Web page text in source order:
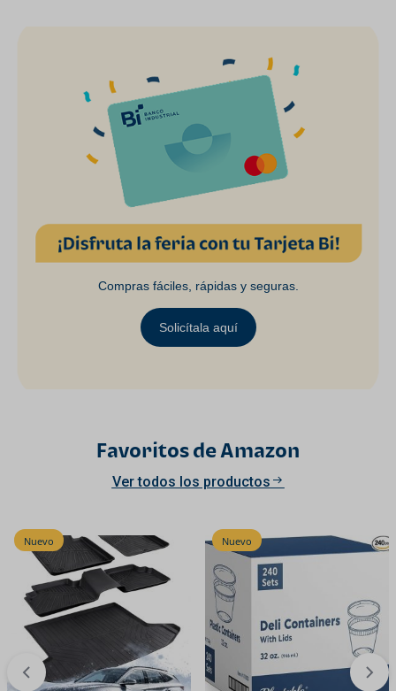
Compras fáciles, rápidas y seguras.
Solicítala aquí
Favoritos de Amazon
Ver todos los productos
Nuevo Nuevo